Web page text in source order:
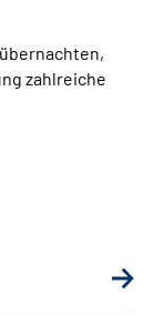
zahlreiche